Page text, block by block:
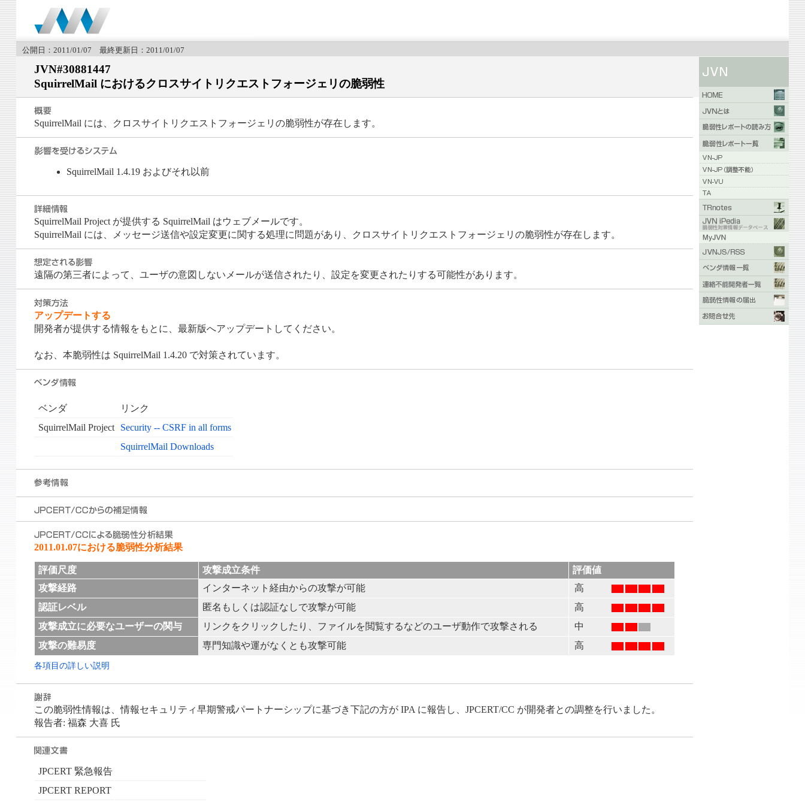
公開日：2011/01/07 最終更新日：2011/01/07
JVN#30881447
SquirrelMail におけるクロスサイトリクエストフォージェリの脆弱性
SquirrelMail には、クロスサイトリクエストフォージェリの脆弱性が存在します。
SquirrelMail 1.4.19 およびそれ以前
SquirrelMail Project が提供する SquirrelMail はウェブメールです。
SquirrelMail には、メッセージ送信や設定変更に関する処理に問題があり、クロスサイトリクエストフォージェリの脆弱性が存在します。
遠隔の第三者によって、ユーザの意図しないメールが送信されたり、設定を変更されたりする可能性があります。
アップデートする
開発者が提供する情報をもとに、最新版へアップデートしてください。
なお、本脆弱性は SquirrelMail 1.4.20 で対策されています。
ベンダ
リンク
SquirrelMail Project
Security -- CSRF in all forms
SquirrelMail Downloads
2011.01.07における脆弱性分析結果
評価尺度 攻撃成立条件
評価値
攻撃経路
インターネット経由からの攻撃が可能
高
認証レベル
匿名もしくは認証なしで攻撃が可能
高
攻撃成立に必要なユーザーの関与
リンクをクリックしたり、ファイルを閲覧するなどのユーザ動作で攻撃される
中
攻撃の難易度
専門知識や運がなくとも攻撃可能 高
各項目の詳しい説明
この脆弱性情報は、情報セキュリティ早期警戒パートナーシップに基づき下記の方が IPA に報告し、JPCERT/CC が開発者との調整を行いました。
報告者: 福森 大喜 氏
JPCERT 緊急報告
JPCERT REPORT